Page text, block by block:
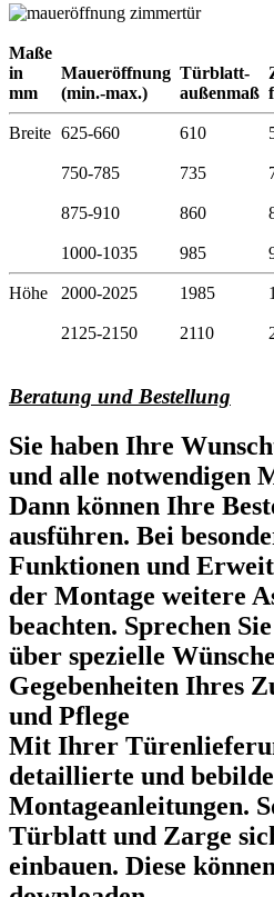
Maße
in
mm
Maueröffnung
(min.-max.)
Türblatt-
außenmaß
Breite 625-660 610
750-785 735
875-910 860
1000-1035 985
Höhe 2000-2025 1985
2125-2150 2110
Beratung und Bestellung
Sie haben Ihre
und alle notwendigen
Dann können Ihre
ausführen. Bei
Funktionen und
der Montage weitere
beachten. Sprechen
über spezielle
Gegebenheiten Ihres
und Pflege
Mit Ihrer
detaillierte und
Montageanleitungen.
Türblatt und Zarge
einbauen. Diese